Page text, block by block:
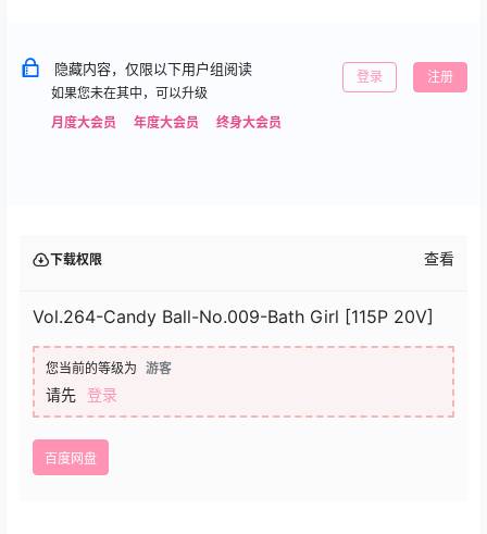
隐藏内容，仅限以下用户组阅读
如果您未在其中，可以升级
月度大会员
年度大会员 终身大会员
登录 注册
下载权限 查看
Vol.264-Candy Ball-No.009-Bath Girl [115P 20V]
您当前的等级为 游客
请先 登录
百度网盘